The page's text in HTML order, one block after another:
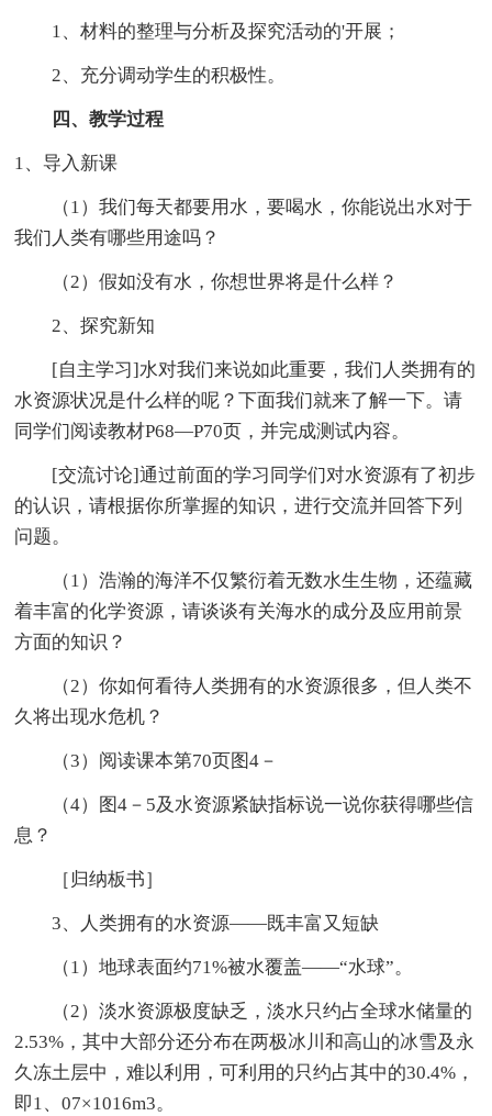
1、材料的整理与分析及探究活动的'开展；
2、充分调动学生的积极性。
四、教学过程
1、导入新课
（1）我们每天都要用水，要喝水，你能说出水对于
我们人类有哪些用途吗？
（2）假如没有水，你想世界将是什么样？
2、探究新知
[自主学习]水对我们来说如此重要，我们人类拥有的
水资源状况是什么样的呢？下面我们就来了解一下。请
同学们阅读教材P68—P70页，并完成测试内容。
[交流讨论]通过前面的学习同学们对水资源有了初步
的认识，请根据你所掌握的知识，进行交流并回答下列
问题。
（1）浩瀚的海洋不仅繁衍着无数水生生物，还蕴藏
着丰富的化学资源，请谈谈有关海水的成分及应用前景
方面的知识？
（2）你如何看待人类拥有的水资源很多，但人类不
久将出现水危机？
（3）阅读课本第70页图4－
（4）图4－5及水资源紧缺指标说一说你获得哪些信
息？
［归纳板书］
3、人类拥有的水资源——既丰富又短缺
（1）地球表面约71%被水覆盖——“水球”。
（2）淡水资源极度缺乏，淡水只约占全球水储量的
2.53%，其中大部分还分布在两极冰川和高山的冰雪及永
久冻土层中，难以利用，可利用的只约占其中的30.4%，
即1、07×1016m3。